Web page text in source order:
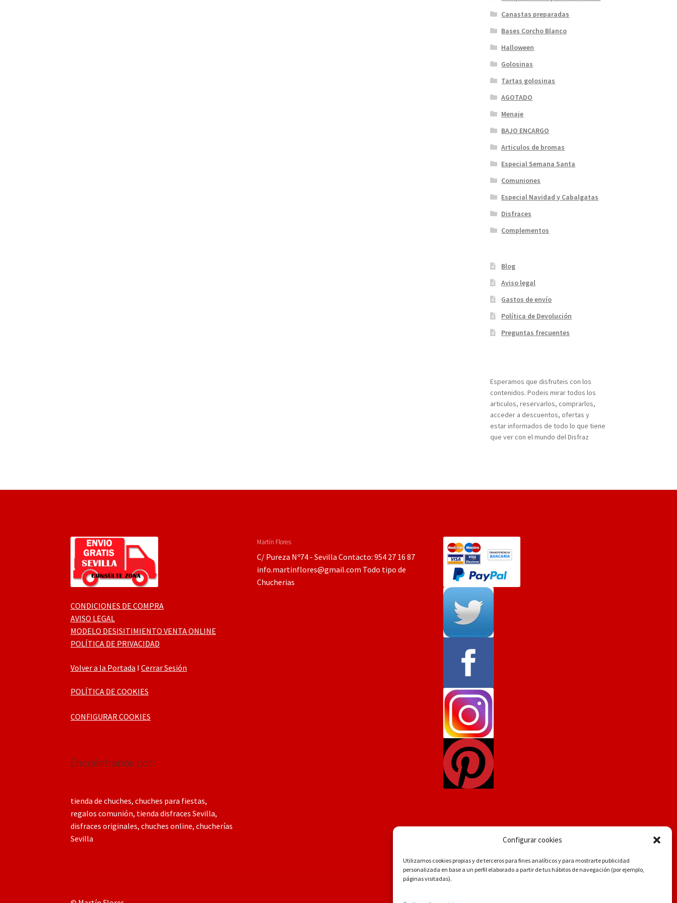
Configurar cookies
Utilizamos cookies propias y de terceros para fines analíticos y para mostrarte publicidad
personalizada en base a un perfil elaborado a partir de tus hábitos de navegación (por ejemplo,
páginas visitadas).
Canastas preparadas
Bases Corcho Blanco
Halloween
Golosinas
Tartas golosinas
AGOTADO
Menaje
BAJO ENCARGO
Articulos de bromas
Especial Semana Santa
Comuniones
Especial Navidad y Cabalgatas
Disfraces
Complementos
Blog
Aviso legal
Gastos de envío
Política de Devolución
Preguntas frecuentes
Esperamos que disfruteis con los
contenidos. Podeis mirar todos los
articulos, reservarlos, comprarlos,
acceder a descuentos, ofertas y
estar informados de todo lo que tiene
que ver con el mundo del Disfraz
CONDICIONES DE COMPRA
AVISO LEGAL
MODELO DESISITIMIENTO VENTA ONLINE
POLÍTICA DE PRIVACIDAD
Volver a la Portada ICerrar Sesión
POLÍTICA DE COOKIES
CONFIGURAR COOKIES
Encuéntranos por:
tienda de chuches, chuches para fiestas,
regalos comunión, tienda disfraces Sevilla,
disfraces originales, chuches online, chucherías
Sevilla
Martín Flores
C/ Pureza Nº74 - Sevilla Contacto: 954 27 16 87
info.martinflores@gmail.com Todo tipo de
Chucherias